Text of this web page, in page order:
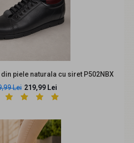
Sunt foarte comozi si usori
zlie. Marimi disponibile:..
piele naturala cu siret P502NBX
Lei 219,99 Lei